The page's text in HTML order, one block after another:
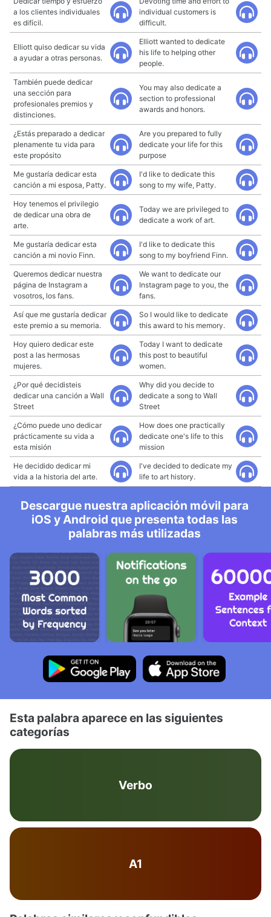
a los clientes individuales
es difícil.
individual customers is
difficult.
Elliott quiso dedicar su vida
a ayudar a otras personas.
Elliott wanted to dedicate
his life to helping other
people.
También puede dedicar
una sección para
profesionales premios y
distinciones.
You may also dedicate a
section to professional
awards and honors.
¿Estás preparado a dedicar
plenamente tu vida para
este propósito
Are you prepared to fully
dedicate your life for this
purpose
Me gustaría dedicar esta
canción a mi esposa, Patty.
I'd like to dedicate this
song to my wife, Patty.
Hoy tenemos el privilegio
de dedicar una obra de
arte.
Today we are privileged to
dedicate a work of art.
Me gustaría dedicar esta
canción a mi novio Finn.
I'd like to dedicate this
song to my boyfriend Finn.
Queremos dedicar nuestra
página de Instagram a
vosotros, los fans.
We want to dedicate our
Instagram page to you, the
fans.
Así que me gustaría dedicar
este premio a su memoria.
So I would like to dedicate
this award to his memory.
Hoy quiero dedicar este
post a las hermosas
mujeres.
Today I want to dedicate
this post to beautiful
women.
¿Por qué decidisteis
dedicar una canción a Wall
Street
Why did you decide to
dedicate a song to Wall
Street
¿Cómo puede uno dedicar
prácticamente su vida a
esta misión
How does one practically
dedicate one's life to this
mission
He decidido dedicar mi
vida a la historia del arte.
I've decided to dedicate my
life to art history.
Descargue nuestra aplicación móvil para
iOS y Android que presenta todas las
palabras más utilizadas
Esta palabra aparece en las siguientes
categorías
Verbo
A1